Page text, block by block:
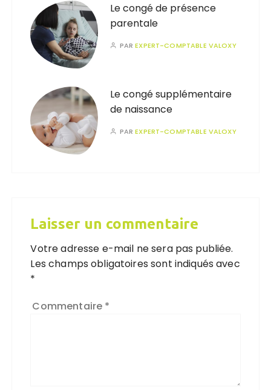
Le congé de présence
parentale
PAREXPERT-COMPTABLE VALOXY
Le congé supplémentaire
de naissance
PAREXPERT-COMPTABLE VALOXY
Laisser un commentaire
Votre adresse e-mail ne sera pas publiée.
Les champs obligatoires sont indiqués avec
*
Commentaire *